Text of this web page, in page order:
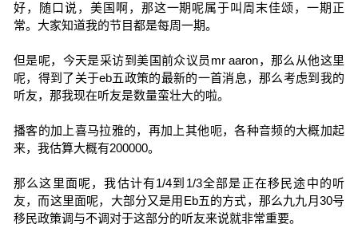
好，随口说，美国啊，那这一期呢属于叫周末佳颂，一期正
常。大家知道我的节目都是每周一期。
但是呢，今天是采访到美国前众议员mr aaron，那么从他这里
呢，得到了关于eb五政策的最新的一首消息，那么考虑到我的
听友，那我现在听友是数量蛮壮大的啦。
播客的加上喜马拉雅的，再加上其他呃，各种音频的大概加起
来，我估算大概有200000。
那么这里面呢，我估计有1/4到1/3全部是正在移民途中的听
友，而这里面呢，大部分又是用Eb五的方式，那么九九月30号
移民政策调与不调对于这部分的听友来说就非常重要。